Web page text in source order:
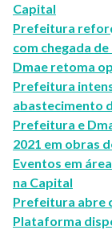
Capital
Prefeitura
com chegada
Dmae retoma
Prefeitura
abastecimento
Prefeitura e
2021 em obras
Eventos em
na Capital
Prefeitura abre
Plataforma